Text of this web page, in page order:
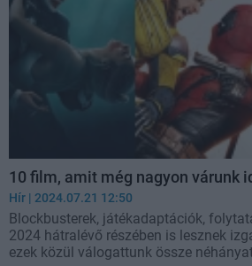
10 film, amit még nagyon várunk
Hír | 2024.07.21 12:50
Blockbusterek, játékadaptációk,
2024 hátralévő részében is lesznek
ezek közül válogattunk össze